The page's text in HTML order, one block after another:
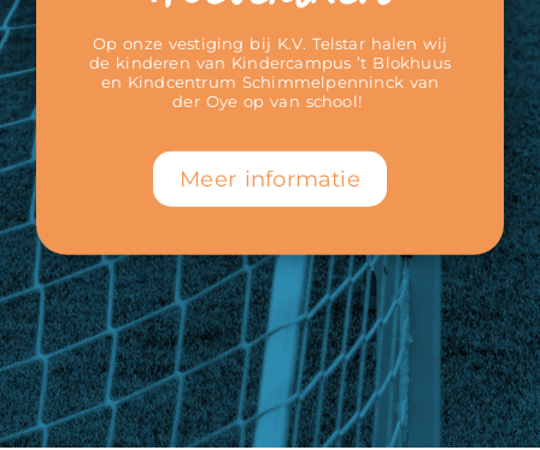
Op onze vestiging bij K.V. Telstar halen wij
de kinderen van Kindercampus ’t Blokhuus
en Kindcentrum Schimmelpenninck van
der Oye op van school!
Meer informatie